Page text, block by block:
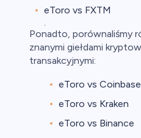
eToro vs FXTM
.
Ponadto, porównaliśmy
znanymi giełdami
transakcyjnymi:
eToro vs Coinbase
eToro vs Kraken
eToro vs Binance